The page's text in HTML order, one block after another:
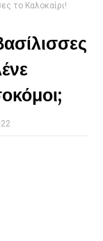
το Καλοκαίρι!